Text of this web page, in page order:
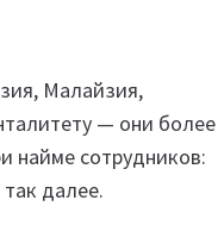
Малайзия,
— они более
найме сотрудников:
далее.